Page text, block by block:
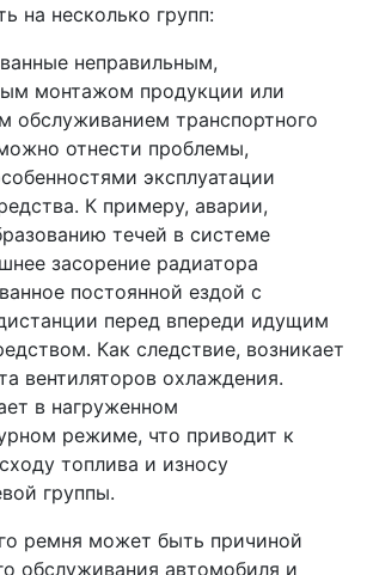
на несколько групп:
неправильным,
монтажом продукции или
обслуживанием транспортного
отнести проблемы,
эксплуатации
К примеру, аварии,
течей в системе
засорение радиатора
постоянной ездой с
перед впереди идущим
Как следствие, возникает
вентиляторов охлаждения.
в нагруженном
режиме, что приводит к
топлива и износу
группы.
ремня может быть причиной
обслуживания автомобиля и